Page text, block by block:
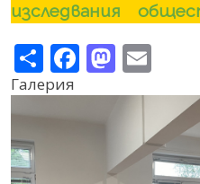
изследвания
ShareFacebook
Галерия